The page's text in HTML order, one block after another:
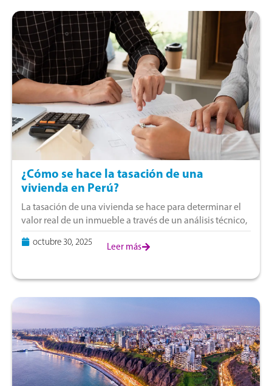
¿Cómo se hace la tasación de una
vivienda en Perú?
La tasación de una vivienda se hace para determinar el
valor real de un inmueble a través de un análisis técnico,
legal y de mercado. De acuerdo con el Reglamento
octubre 30, 2025 Leer más